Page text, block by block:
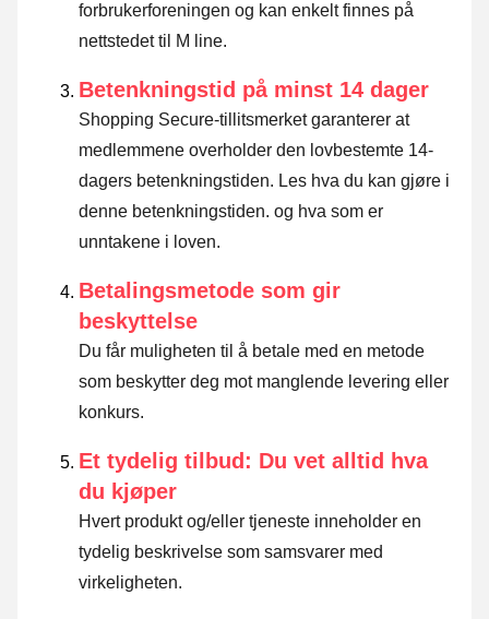
forbrukerforeningen og kan enkelt finnes på
nettstedet til M line.
Betenkningstid på minst 14 dager
Shopping Secure-tillitsmerket garanterer at
medlemmene overholder den lovbestemte 14-
dagers betenkningstiden. Les hva du kan gjøre i
denne betenkningstiden. og hva som er
unntakene i loven.
Betalingsmetode som gir
beskyttelse
Du får muligheten til å betale med en metode
som beskytter deg mot manglende levering eller
konkurs.
Et tydelig tilbud: Du vet alltid hva
du kjøper
Hvert produkt og/eller tjeneste inneholder en
tydelig beskrivelse som samsvarer med
virkeligheten.